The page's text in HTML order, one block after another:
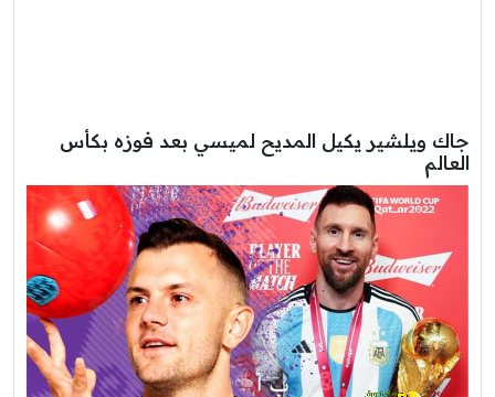
جاك ويلشير يكيل المديح لميسي بعد فوزه بكأس
العالم